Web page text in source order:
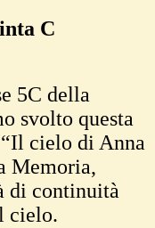
C
5C della
svolto questa
cielo di Anna
Memoria,
di continuità
cielo.